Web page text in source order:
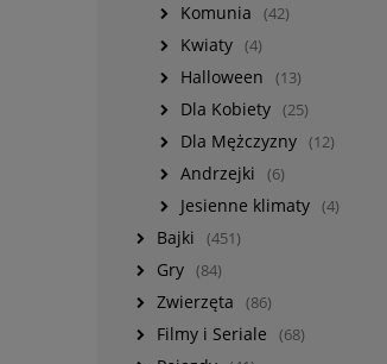
Komunia (42)
Kwiaty (4)
Halloween (13)
Dla Kobiety (25)
Dla Mężczyzny (12)
Andrzejki (6)
Jesienne klimaty (4)
Bajki (451)
Gry (84)
Zwierzęta (86)
Filmy i Seriale (68)